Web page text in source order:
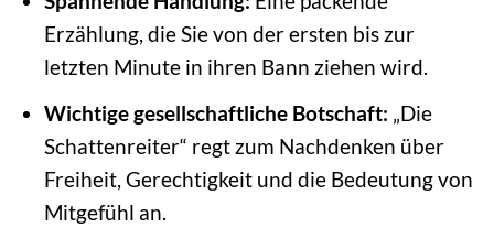
Erzählung, die Sie von der ersten bis zur
letzten Minute in ihren Bann ziehen wird.
Wichtige gesellschaftliche Botschaft: „Die
Schattenreiter“ regt zum Nachdenken über
Freiheit, Gerechtigkeit und die Bedeutung von
Mitgefühl an.